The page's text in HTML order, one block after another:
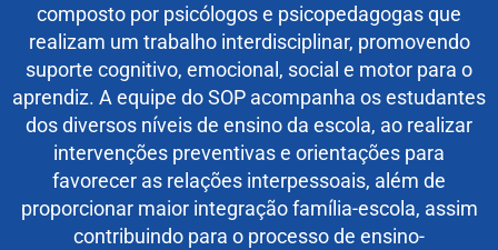
composto por psicólogos e psicopedagogas que
realizam um trabalho interdisciplinar, promovendo
suporte cognitivo, emocional, social e motor para o
aprendiz. A equipe do SOP acompanha os estudantes
dos diversos níveis de ensino da escola, ao realizar
intervenções preventivas e orientações para
favorecer as relações interpessoais, além de
proporcionar maior integração família-escola, assim
contribuindo para o processo de ensino-